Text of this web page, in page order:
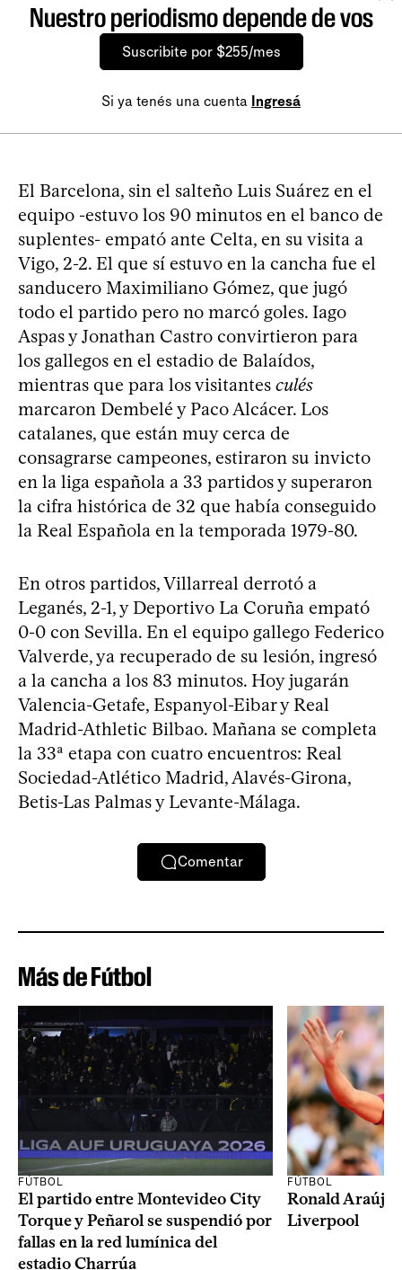
Nuestro periodismo depende de vos
Suscribite por $255/mes
Si ya tenés una cuenta Ingresá
El Barcelona, sin el salteño Luis Suárez en el
equipo -estuvo los 90 minutos en el banco de
suplentes- empató ante Celta, en su visita a
Vigo, 2-2. El que sí estuvo en la cancha fue el
sanducero Maximiliano Gómez, que jugó
todo el partido pero no marcó goles. Iago
Aspas y Jonathan Castro convirtieron para
los gallegos en el estadio de Balaídos,
mientras que para los visitantes culés
marcaron Dembelé y Paco Alcácer. Los
catalanes, que están muy cerca de
consagrarse campeones, estiraron su invicto
en la liga española a 33 partidos y superaron
la cifra histórica de 32 que había conseguido
la Real Española en la temporada 1979-80.
En otros partidos, Villarreal derrotó a
Leganés, 2-1, y Deportivo La Coruña empató
0-0 con Sevilla. En el equipo gallego Federico
Valverde, ya recuperado de su lesión, ingresó
a la cancha a los 83 minutos. Hoy jugarán
Valencia-Getafe, Espanyol-Eibar y Real
Madrid-Athletic Bilbao. Mañana se completa
la 33ª etapa con cuatro encuentros: Real
Sociedad-Atlético Madrid, Alavés-Girona,
Betis-Las Palmas y Levante-Málaga.
Comentar
Más de Fútbol
FÚTBOL
El partido entre Montevideo City
Torque y Peñarol se suspendió por
fallas en la red lumínica del
estadio Charrúa
FÚTBOL
Ronald Araújo
Liverpool